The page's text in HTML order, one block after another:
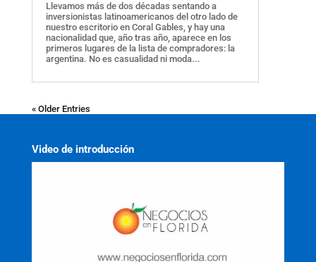
Llevamos más de dos décadas sentando a
inversionistas latinoamericanos del otro lado de
nuestro escritorio en Coral Gables, y hay una
nacionalidad que, año tras año, aparece en los
primeros lugares de la lista de compradores: la
argentina. No es casualidad ni moda...
« Older Entries
Video de introducción